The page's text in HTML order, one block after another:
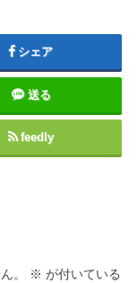
シェア
送る
feedly
。 ※ が付いている